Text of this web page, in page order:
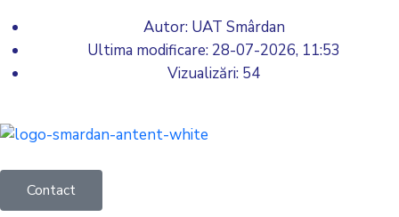
Autor: UAT Smârdan
Ultima modificare: 28-07-2026, 11:53
Vizualizări: 54
Contact